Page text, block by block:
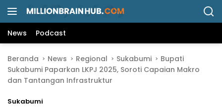
News Podcast
Beranda News Regional Sukabumi
Bupati
Sukabumi Paparkan LKPJ 2025, Soroti Capaian Makro
dan Tantangan Infrastruktur
Sukabumi